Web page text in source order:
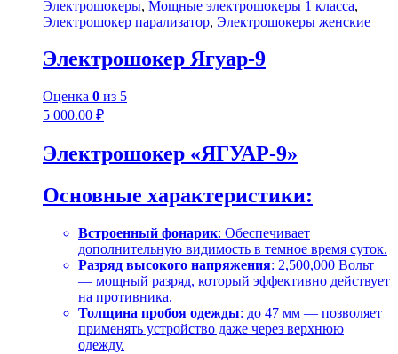
Электрошокеры, Мощные электрошокеры 1 класса,
Электрошокер парализатор, Электрошокеры женские
Электрошокер Ягуар-9
Оценка 0 из 5
5 000.00 ₽
Электрошокер «ЯГУАР-9»
Основные характеристики:
Встроенный фонарик: Обеспечивает
дополнительную видимость в темное время суток.
Разряд высокого напряжения: 2,500,000 Вольт
— мощный разряд, который эффективно действует
на противника.
Толщина пробоя одежды: до 47 мм — позволяет
применять устройство даже через верхнюю
одежду.